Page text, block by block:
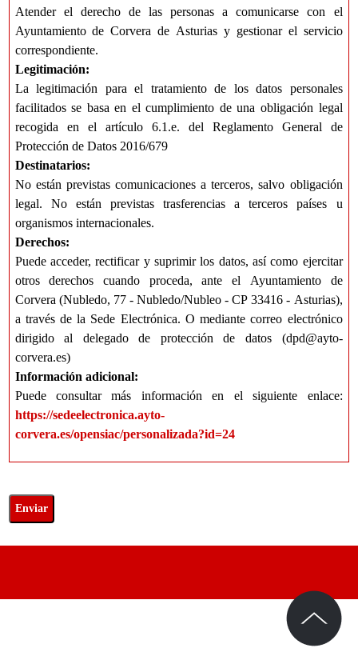
Atender el derecho de las personas a comunicarse con el
Ayuntamiento de Corvera de Asturias y gestionar el servicio
correspondiente.
Legitimación:
La legitimación para el tratamiento de los datos personales
facilitados se basa en el cumplimiento de una obligación legal
recogida en el artículo 6.1.e. del Reglamento General de
Protección de Datos 2016/679
Destinatarios:
No están previstas comunicaciones a terceros, salvo obligación
legal. No están previstas trasferencias a terceros países u
organismos internacionales.
Derechos:
Puede acceder, rectificar y suprimir los datos, así como ejercitar
otros derechos cuando proceda, ante el Ayuntamiento de
Corvera (Nubledo, 77 - Nubledo/Nubleo - CP 33416 - Asturias),
a través de la Sede Electrónica. O mediante correo electrónico
dirigido al delegado de protección de datos (dpd@ayto-
corvera.es)
Información adicional:
Puede consultar más información en el siguiente enlace:
https://sedeelectronica.ayto-
corvera.es/opensiac/personalizada?id=24